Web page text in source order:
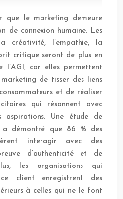
le marketing demeure
de connexion humaine. Les
créativité, l’empathie, la
critique seront de plus en
l’AGI, car elles permettent
de tisser des liens
et de réaliser
qui résonnent avec
aspirations. Une étude de
a démontré que 86 % des
interagir avec des
d’authenticité et de
les organisations qui
client enregistrent des
à celles qui ne le font